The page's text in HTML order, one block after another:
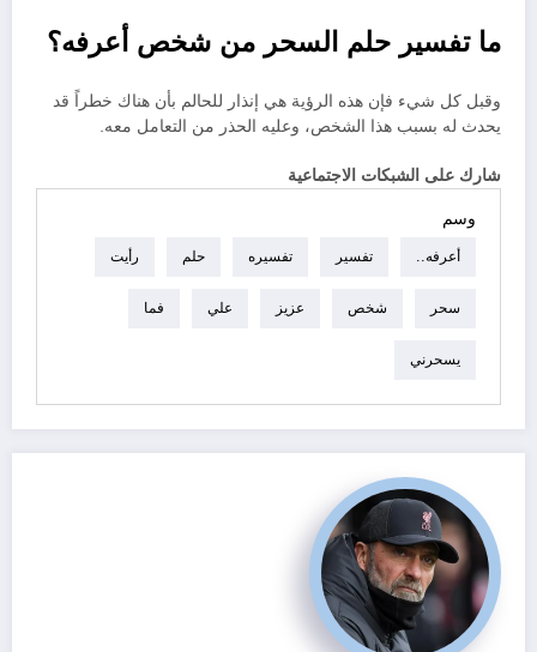
ما تفسير حلم السحر من شخص أعرفه؟
وقبل كل شيء فإن هذه الرؤية هي إنذار للحالم بأن هناك خطراً قد
يحدث له بسبب هذا الشخص، وعليه الحذر من التعامل معه.
شارك على الشبكات الاجتماعية
وسم
أعرفه.. تفسير تفسيره حلم رأيت
سحر شخص عزيز علي فما
يسحرني